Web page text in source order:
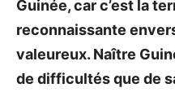
Guinée, car c’est la
reconnaissante
valeureux. Naître
de difficultés que de